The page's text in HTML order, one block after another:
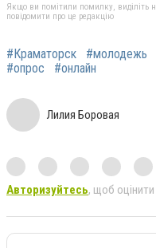
Якщо ви помітили помилку, виділіть
повідомити про це редакцію
#Краматорск #молодежь
#опрос
#онлайн
Лилия Боровая
Авторизуйтесь, щоб оцінити